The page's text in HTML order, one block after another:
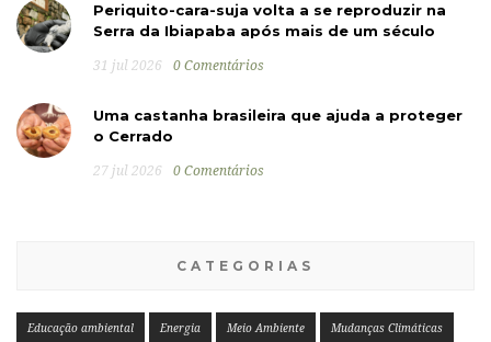
Periquito-cara-suja volta a se reproduzir na
Serra da Ibiapaba após mais de um século
31 jul 2026 0 Comentários
Uma castanha brasileira que ajuda a proteger
o Cerrado
27 jul 2026 0 Comentários
CATEGORIAS
Educação ambiental Energia Meio Ambiente Mudanças Climáticas